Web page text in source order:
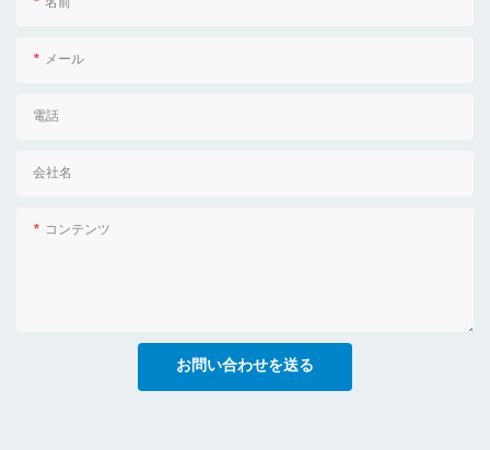
名前
メール
電話
会社名
コンテンツ
お問い合わせを送る